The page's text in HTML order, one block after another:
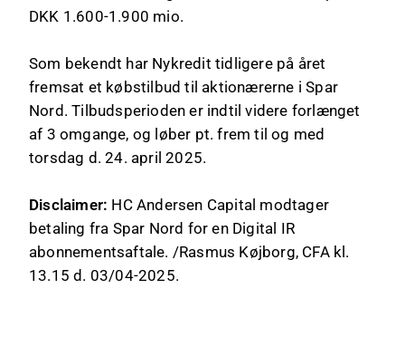
DKK 1.600-1.900 mio.
Som bekendt har Nykredit tidligere på året
fremsat et købstilbud til aktionærerne i Spar
Nord. Tilbudsperioden er indtil videre forlænget
af 3 omgange, og løber pt. frem til og med
torsdag d. 24. april 2025.
Disclaimer: HC Andersen Capital modtager
betaling fra Spar Nord for en Digital IR
abonnementsaftale. /Rasmus Køjborg, CFA kl.
13.15 d. 03/04-2025.